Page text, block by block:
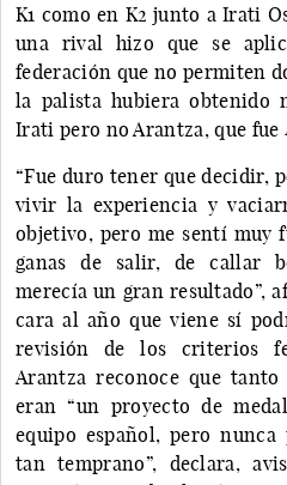
K1 como en K2 junto a Irati
una rival hizo que se
federación que no permiten
la palista hubiera obtenido
Irati pero no Arantza, que fue
“Fue duro tener que decidir,
vivir la experiencia y
objetivo, pero me sentí muy
ganas de salir, de callar
merecía un gran resultado”,
cara al año que viene sí
revisión de los criterios
Arantza reconoce que
eran “un proyecto de
equipo español, pero
tan temprano”, declara,